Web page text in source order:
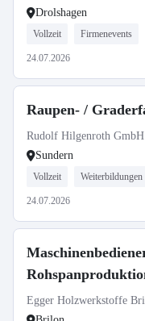
Drolshagen
Vollzeit Firmenevents
24.07.2026
Raupen- /
Rudolf Hilgenroth
Sundern
Vollzeit Weiterbildungen
24.07.2026
Egger Holzwerkstoffe